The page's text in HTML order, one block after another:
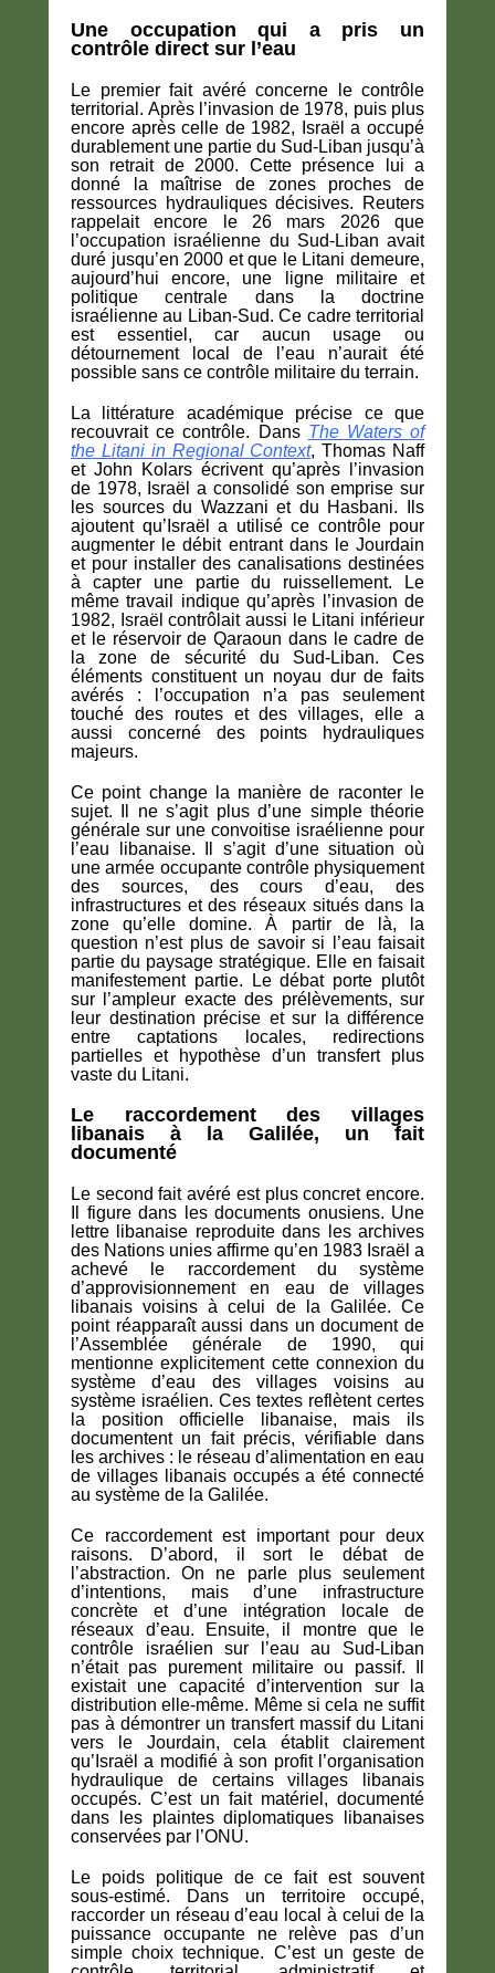
Une occupation qui a pris un
contrôle direct sur l’eau
Le premier fait avéré concerne le contrôle
territorial. Après l’invasion de 1978, puis plus
encore après celle de 1982, Israël a occupé
durablement une partie du Sud-Liban jusqu’à
son retrait de 2000. Cette présence lui a
donné la maîtrise de zones proches de
ressources hydrauliques décisives. Reuters
rappelait encore le 26 mars 2026 que
l’occupation israélienne du Sud-Liban avait
duré jusqu’en 2000 et que le Litani demeure,
aujourd’hui encore, une ligne militaire et
politique centrale dans la doctrine
israélienne au Liban-Sud. Ce cadre territorial
est essentiel, car aucun usage ou
détournement local de l’eau n’aurait été
possible sans ce contrôle militaire du terrain.
La littérature académique précise ce que
recouvrait ce contrôle. Dans The Waters of
the Litani in Regional Context, Thomas Naff
et John Kolars écrivent qu’après l’invasion
de 1978, Israël a consolidé son emprise sur
les sources du Wazzani et du Hasbani. Ils
ajoutent qu’Israël a utilisé ce contrôle pour
augmenter le débit entrant dans le Jourdain
et pour installer des canalisations destinées
à capter une partie du ruissellement. Le
même travail indique qu’après l’invasion de
1982, Israël contrôlait aussi le Litani inférieur
et le réservoir de Qaraoun dans le cadre de
la zone de sécurité du Sud-Liban. Ces
éléments constituent un noyau dur de faits
avérés : l’occupation n’a pas seulement
touché des routes et des villages, elle a
aussi concerné des points hydrauliques
majeurs.
Ce point change la manière de raconter le
sujet. Il ne s’agit plus d’une simple théorie
générale sur une convoitise israélienne pour
l’eau libanaise. Il s’agit d’une situation où
une armée occupante contrôle physiquement
des sources, des cours d’eau, des
infrastructures et des réseaux situés dans la
zone qu’elle domine. À partir de là, la
question n’est plus de savoir si l’eau faisait
partie du paysage stratégique. Elle en faisait
manifestement partie. Le débat porte plutôt
sur l’ampleur exacte des prélèvements, sur
leur destination précise et sur la différence
entre captations locales, redirections
partielles et hypothèse d’un transfert plus
vaste du Litani.
Le raccordement des villages
libanais à la Galilée, un fait
documenté
Le second fait avéré est plus concret encore.
Il figure dans les documents onusiens. Une
lettre libanaise reproduite dans les archives
des Nations unies affirme qu’en 1983 Israël a
achevé le raccordement du système
d’approvisionnement en eau de villages
libanais voisins à celui de la Galilée. Ce
point réapparaît aussi dans un document de
l’Assemblée générale de 1990, qui
mentionne explicitement cette connexion du
système d’eau des villages voisins au
système israélien. Ces textes reflètent certes
la position officielle libanaise, mais ils
documentent un fait précis, vérifiable dans
les archives : le réseau d’alimentation en eau
de villages libanais occupés a été connecté
au système de la Galilée.
Ce raccordement est important pour deux
raisons. D’abord, il sort le débat de
l’abstraction. On ne parle plus seulement
d’intentions, mais d’une infrastructure
concrète et d’une intégration locale de
réseaux d’eau. Ensuite, il montre que le
contrôle israélien sur l’eau au Sud-Liban
n’était pas purement militaire ou passif. Il
existait une capacité d’intervention sur la
distribution elle-même. Même si cela ne suffit
pas à démontrer un transfert massif du Litani
vers le Jourdain, cela établit clairement
qu’Israël a modifié à son profit l’organisation
hydraulique de certains villages libanais
occupés. C’est un fait matériel, documenté
dans les plaintes diplomatiques libanaises
conservées par l’ONU.
Le poids politique de ce fait est souvent
sous-estimé. Dans un territoire occupé,
raccorder un réseau d’eau local à celui de la
puissance occupante ne relève pas d’un
simple choix technique. C’est un geste de